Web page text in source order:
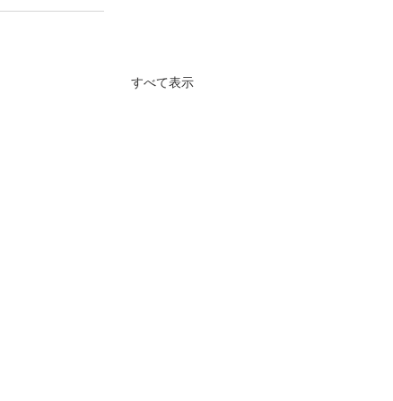
すべて表示